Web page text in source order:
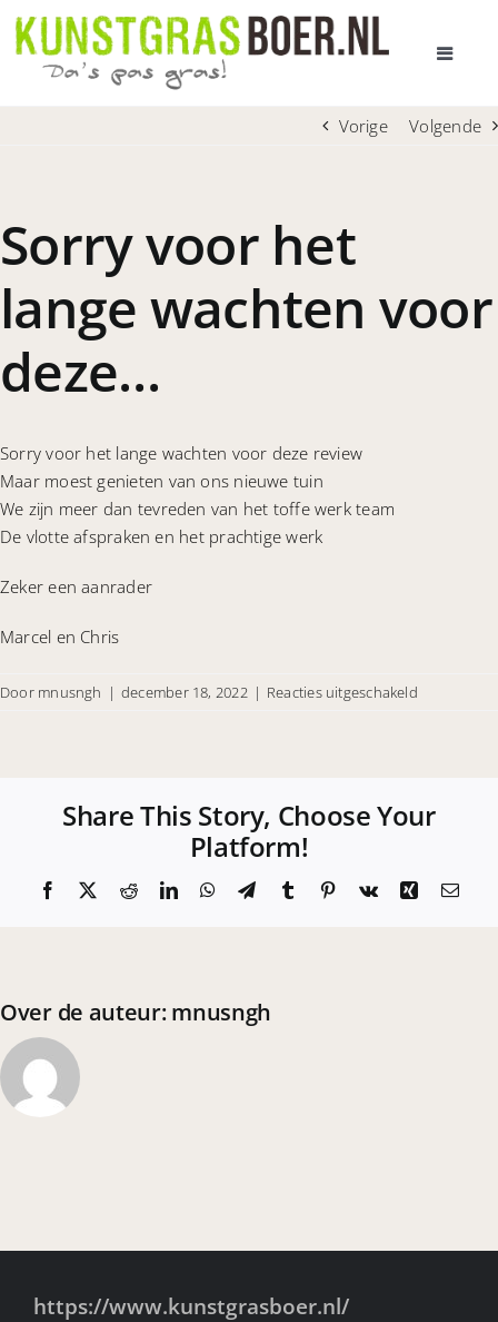
Ga
naar
inhoud
Toggle
PRIJS EN LEVERTIJD
ADVIES BIJ U THUIS
OVER ONS
CONTACT
Vorige Volgende
Sorry voor het
lange wachten voor
deze…
Sorry voor het lange wachten voor deze review
Maar moest genieten van ons nieuwe tuin
We zijn meer dan tevreden van het toffe werk team
De vlotte afspraken en het prachtige werk
Zeker een aanrader
Marcel en Chris
Door mnusngh | december 18, 2022 | Reacties uitgeschakeldvoor
wachten
Share This Story, Choose Your
Platform!
Facebook RedditLinkedInWhatsApp
TelegramTumblr Pinterest
Vk Xing E-
Over de auteur:mnusngh
https://www.kunstgrasboer.nl/